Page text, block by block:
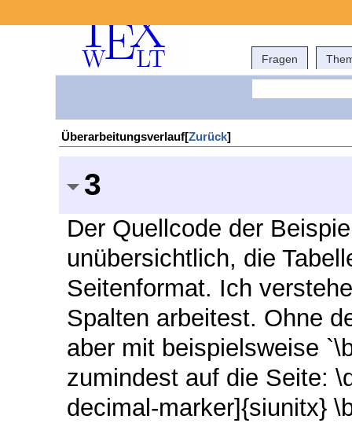
Fragen
Überarbeitungsverlauf[Zurück]
3
Der Quellcode der
unübersichtlich, die
Seitenformat. Ich
Spalten arbeitest. Ohne
aber mit beispielsweise
zumindest auf die Seite:
decimal-marker]{siunitx}